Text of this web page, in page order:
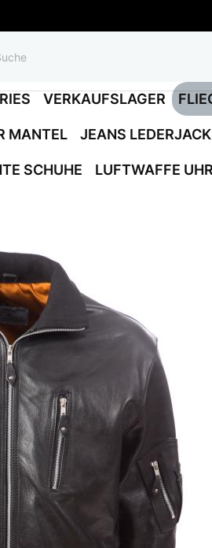
VERKAUFSLAGER
MANTEL JEANS
SCHUHE LUFTWAFFE